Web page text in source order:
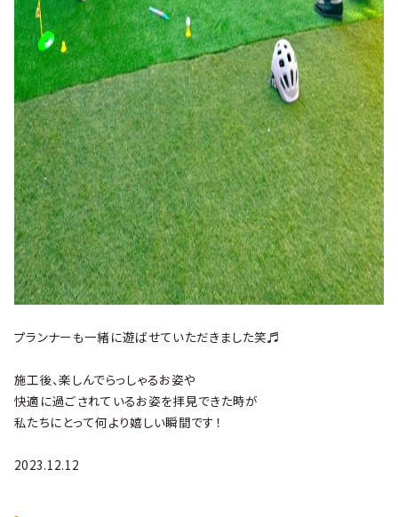
プランナーも一緒に遊ばせていただきました笑♬
施工後、楽しんでらっしゃるお姿や
快適に過ごされているお姿を拝見できた時が
私たちにとって何より嬉しい瞬間です！
2023.12.12